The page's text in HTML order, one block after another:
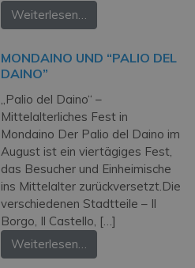
Weiterlesen…
MONDAINO UND “PALIO DEL
DAINO”
„Palio del Daino“ –
Mittelalterliches Fest in
Mondaino Der Palio del Daino im
August ist ein vier­tägiges Fest,
das Besucher und Einheimische
ins Mittelalter zurückversetzt.Die
verschiedenen Stadtteile – Il
Borgo, Il Castello, […]
Weiterlesen…